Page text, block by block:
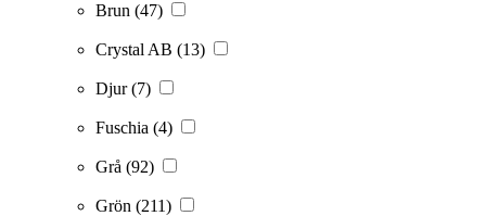
Brun (47)
Crystal AB (13)
Djur(7)
Fuschia (4)
Grå (92)
Grön (211)